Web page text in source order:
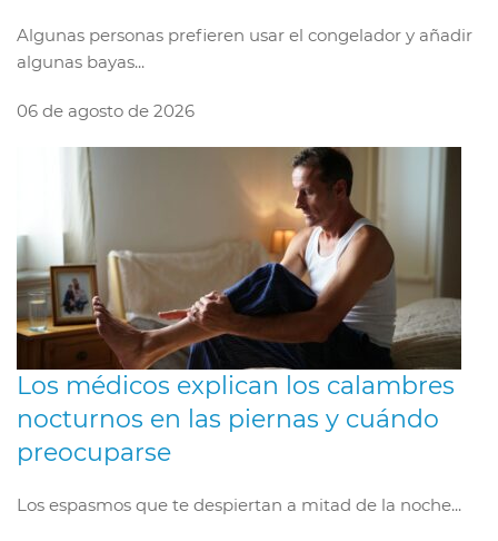
Algunas personas prefieren usar el congelador y añadir
algunas bayas...
06 de agosto de 2026
Los médicos explican los calambres
nocturnos en las piernas y cuándo
preocuparse
Los espasmos que te despiertan a mitad de la noche...